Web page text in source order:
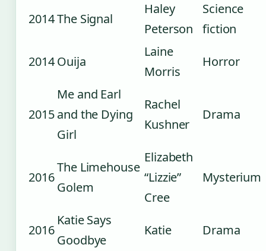
2014The Signal
Haley
Peterson
Science
fiction
2014Ouija
Laine
Morris
Horror
2015
Me and Earl
and the Dying
Girl
Rachel
Kushner
Drama
2016
The Limehouse
Golem
Elizabeth
“Lizzie”
Cree
Mysterium
2016
Katie Says
Goodbye
Katie Drama